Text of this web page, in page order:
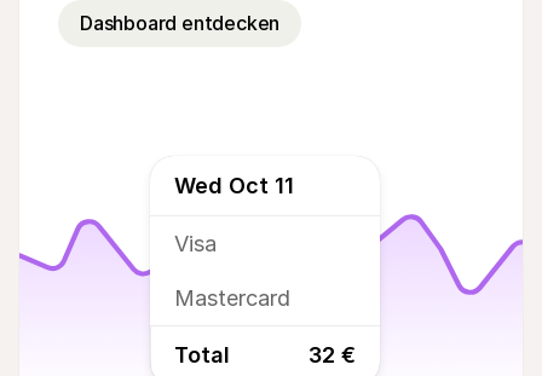
Dashboard entdecken
Wed Oct 11
Visa
Mastercard
Total 32 €